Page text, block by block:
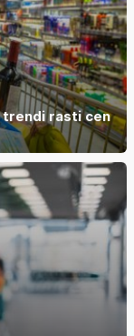
trendi rasti cen